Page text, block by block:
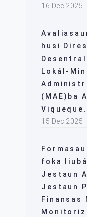
16 Dec 2025
husi
Lokál-
(MAE)ba
Viqueque.
15 Dec 2025
foka
Jestaun
Jestaun
Finansas